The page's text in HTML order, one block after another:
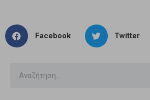
Facebook Twitter